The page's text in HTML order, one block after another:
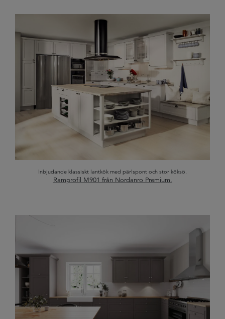
Inbjudande klassiskt lantkök med pärlspont och stor köksö.
Ramprofil M901 från Nordanro Premium.